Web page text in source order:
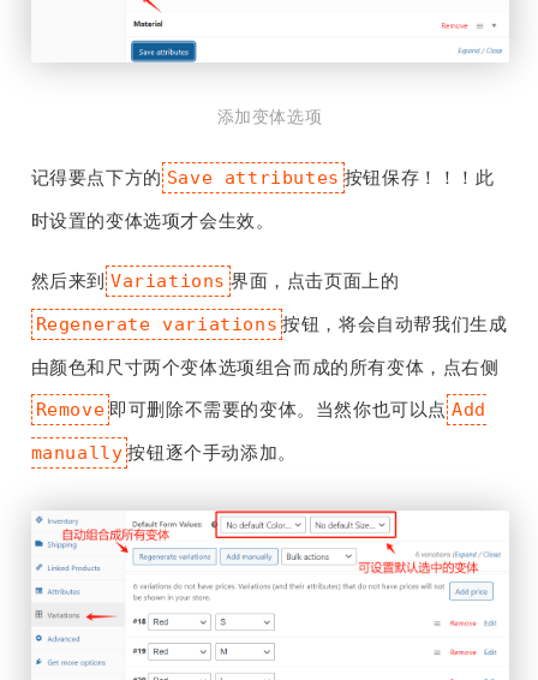
添加变体选项
记得要点下方的 Save attributes 按钮保存！！！此
时设置的变体选项才会生效。
然后来到 Variations 界面，点击页面上的
Regenerate variations 按钮，将会自动帮我们生成
由颜色和尺寸两个变体选项组合而成的所有变体，点右侧
Remove 即可删除不需要的变体。当然你也可以点 Add
manually 按钮逐个手动添加。